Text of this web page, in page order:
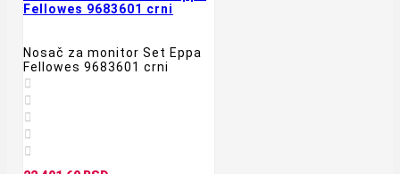
Fellowes 9683601 crni
Nosač za monitor Set Eppa
Fellowes 9683601 crni




